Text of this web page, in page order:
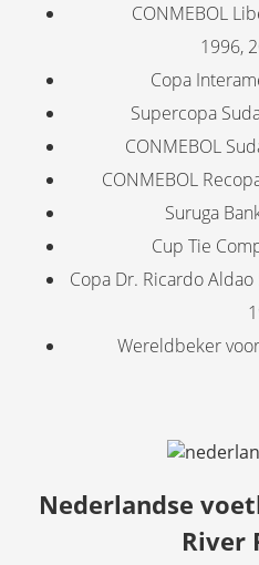
CONMEBOL
1996,
Copa
Supercopa
CONMEBOL
CONMEBOL
Suruga
Cup Tie
Copa Dr. Ricardo
Wereldbeker
Nederlandse
River